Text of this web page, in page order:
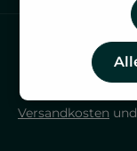
Versandkosten